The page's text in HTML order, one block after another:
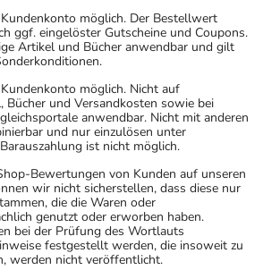
oder der Umverpackung
Das Verfallsdatum bezieht
des angegebenen Monats.
möglich. Der Bestellwert
ggf. eingelöster Gutscheine und Coupons.
Artikel und Bücher anwendbar und gilt
möglich. Nicht auf
Bücher und Versandkosten sowie bei
anwendbar. Nicht mit anderen
und nur einzulösen unter
ist nicht möglich.
Bewertungen von Kunden auf unseren
wir nicht sicherstellen, dass diese nur
die die Waren oder
genutzt oder erworben haben.
bei der Prüfung des Wortlauts
festgestellt werden, die insoweit zu
werden nicht veröffentlicht.